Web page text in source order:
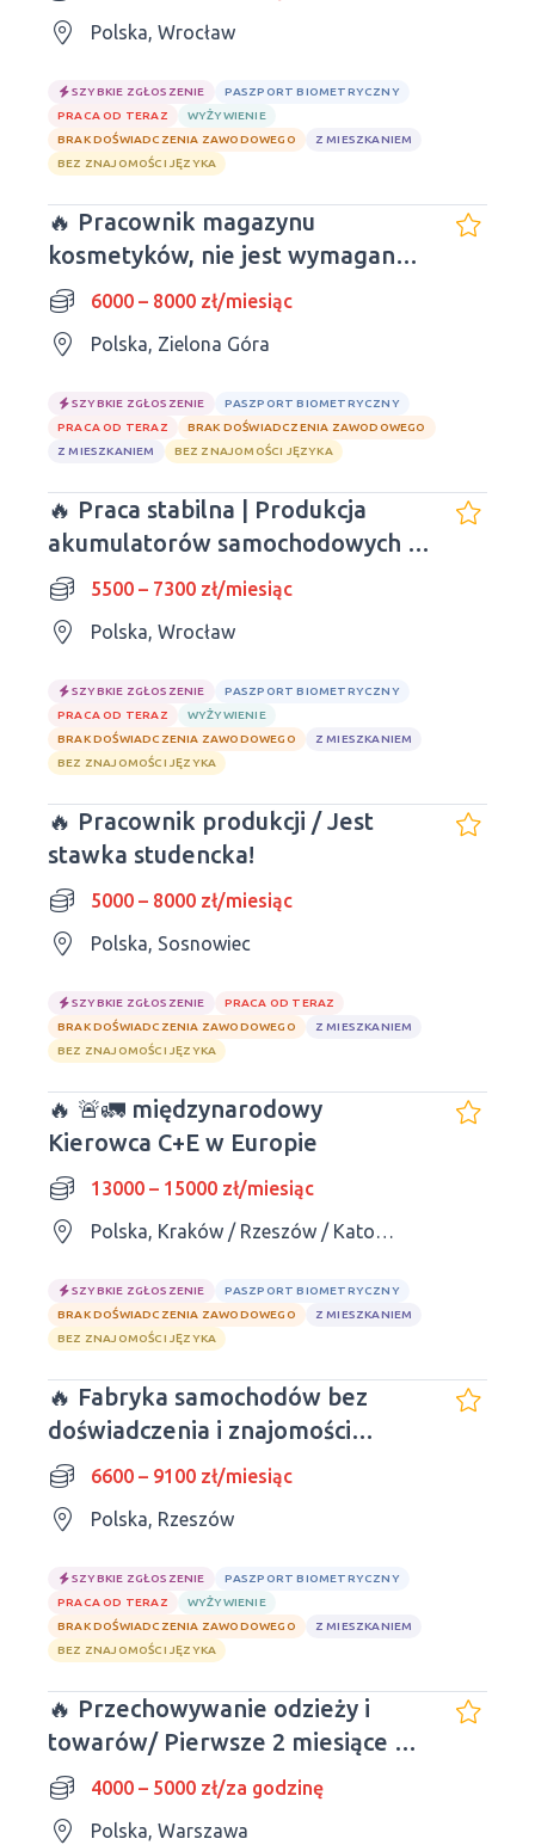
Polska, Wrocław
SZYBKIE ZGŁOSZENIE
PASZPORT BIOMETRYCZNY
PRACA OD TERAZ
WYŻYWIENIE
BRAK DOŚWIADCZENIA ZAWODOWEGO
Z MIESZKANIEM
BEZ ZNAJOMOŚCI JĘZYKA
🔥 Pracownik magazynu
kosmetyków, nie jest wymagane
doświadczenie i znajomość
języków obcych
6000 – 8000 zł/miesiąc
Polska, Zielona Góra
SZYBKIE ZGŁOSZENIE
PASZPORT BIOMETRYCZNY
PRACA OD TERAZ
BRAK DOŚWIADCZENIA ZAWODOWEGO
Z MIESZKANIEM
BEZ ZNAJOMOŚCI JĘZYKA
🔥 Praca stabilna | Produkcja
akumulatorów samochodowych |
Wrocław5500 – 7300 zł/miesiąc
Polska, Wrocław
SZYBKIE ZGŁOSZENIE
PASZPORT BIOMETRYCZNY
PRACA OD TERAZ
WYŻYWIENIE
BRAK DOŚWIADCZENIA ZAWODOWEGO
Z MIESZKANIEM
BEZ ZNAJOMOŚCI JĘZYKA
🔥 Pracownik produkcji / Jest
stawka studencka!
5000 – 8000 zł/miesiąc
Polska, Sosnowiec
SZYBKIE ZGŁOSZENIE
PRACA OD TERAZ
BRAK DOŚWIADCZENIA ZAWODOWEGO
Z MIESZKANIEM
BEZ ZNAJOMOŚCI JĘZYKA
🔥 🚨🚛 międzynarodowy
Kierowca C+E w Europie
13000 – 15000 zł/miesiąc
Polska, Kraków / Rzeszów / Katowice / Kielce / Lublin
SZYBKIE ZGŁOSZENIE
PASZPORT BIOMETRYCZNY
BRAK DOŚWIADCZENIA ZAWODOWEGO
Z MIESZKANIEM
BEZ ZNAJOMOŚCI JĘZYKA
🔥 Fabryka samochodów bez
doświadczenia i znajomości
języków | Darmowe obiady
6600 – 9100 zł/miesiąc
Polska, Rzeszów
SZYBKIE ZGŁOSZENIE
PASZPORT BIOMETRYCZNY
PRACA OD TERAZ
WYŻYWIENIE
BRAK DOŚWIADCZENIA ZAWODOWEGO
Z MIESZKANIEM
BEZ ZNAJOMOŚCI JĘZYKA
🔥 Przechowywanie odzieży i
towarów/ Pierwsze 2 miesiące w
hostelu - BEZPŁATNIE
4000 – 5000 zł/za godzinę
Polska, Warszawa